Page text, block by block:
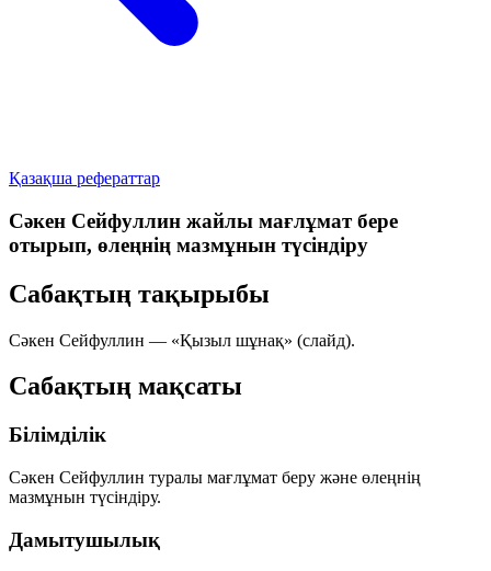
Қазақша рефераттар
Сәкен Сейфуллин жайлы мағлұмат бере
отырып, өлеңнің мазмұнын түсіндіру
Сабақтың тақырыбы
Сәкен Сейфуллин — «Қызыл шұнақ» (слайд).
Сабақтың мақсаты
Білімділік
Сәкен Сейфуллин туралы мағлұмат беру және өлеңнің
мазмұнын түсіндіру.
Дамытушылық